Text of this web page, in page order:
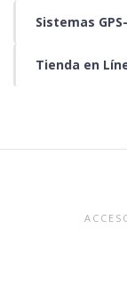
Sistemas
Tienda en